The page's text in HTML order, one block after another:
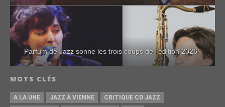
Parfum de Jazz sonne les trois coups de l’édition 2026
MOTS CLÉS
A LA UNE JAZZ À VIENNE
CRITIQUE CD JAZZ